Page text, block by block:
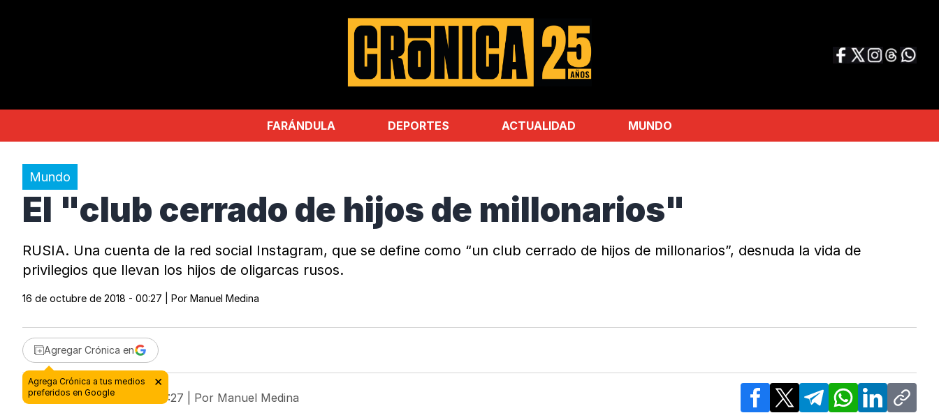
FARÁNDULA DEPORTES ACTUALIDAD MUNDO
Mundo
El "club cerrado de hijos de millonarios"
RUSIA. Una cuenta de la red social Instagram, que se define como “un club cerrado de hijos de millonarios”, desnuda la vida de
privilegios que llevan los hijos de oligarcas rusos.
16 de octubre de 2018 - 00:27 | Por Manuel Medina
Agregar Crónica en
16 de octubre de 2018 - 00:27 | Por Manuel Medina
Facebook
X TelegramWhatsApp
LinkedInCopy